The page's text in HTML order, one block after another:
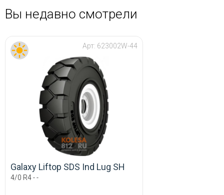
Вы недавно смотрели
Арт: 623002W-44
Galaxy Liftop SDS Ind Lug SH
4/0 R4 - -